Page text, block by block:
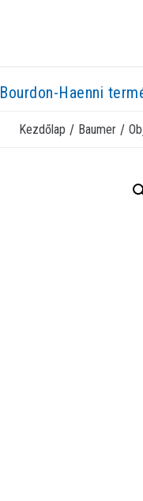
Bourdon-Haenni
Kezdőlap / Baumer/